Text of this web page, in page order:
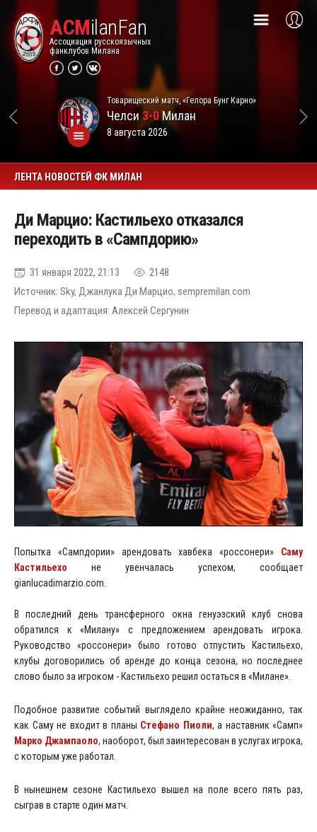
ACMilanFan
Ассоциация русскоязычных
фанклубов Милана
Товарищеский матч, «Гелора Бунг Карно»
Челси3-0Милан
8 августа 2026
ЛЕНТА НОВОСТЕЙ ФК МИЛАН
Ди Марцио: Кастильехо отказался
переходить в «Сампдорию»
31 января 2022, 21:13
2148
Источник: Sky, Джанлука Ди Марцио, sempremilan.com
Перевод и адаптация: Алексей Сергунин
Попытка «Сампдории» арендовать хавбека «россонери» Саму
Кастильехо не увенчалась успехом, сообщает
gianlucadimarzio.com.
В последний день трансферного окна генуэзский клуб снова
обратился к «Милану» с предложением арендовать игрока.
Руководство «россонери» было готово отпустить Кастильехо,
клубы договорились об аренде до конца сезона, но последнее
слово было за игроком - Кастильехо решил остаться в «Милане».
Подобное развитие событий выглядело крайне неожиданно, так
как Саму не входит в планы Стефано Пиоли, а наставник «Самп»
Марко Джампаоло, наоборот, был заинтересован в услугах игрока,
с которым уже работал.
В нынешнем сезоне Кастильехо вышел на поле всего пять раз,
сыграв в старте один матч.